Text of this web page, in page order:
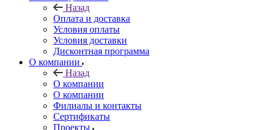
Назад
Оплата и доставка
Условия оплаты
Условия доставки
Дисконтная программа
О компании
Назад
О компании
О компании
Филиалы и контакты
Сертификаты
Проекты